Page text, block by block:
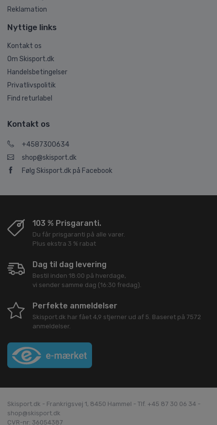
Reklamation
Nyttige links
Kontakt os
Om Skisport.dk
Handelsbetingelser
Privatlivspolitik
Find returlabel
Kontakt os
+4587300634
shop@skisport.dk
Følg Skisport.dk på Facebook
103 % Prisgaranti.
Du får prisgaranti på alle varer.
Plus ekstra 3 % rabat
Dag til dag levering
Bestil inden 18:00 på hverdage,
vi sender samme dag (16:30 fredag).
Perfekte anmeldelser
Skisport.dk har fået 4,9 stjerner ud af 5. Baseret på 7572
anmeldelser.
Skisport.dk - Frankrigsvej 1, 8450 Hammel - Tlf. +45 87 30 06 34 -
shop@skisport.dk
CVR-nr: 36054387